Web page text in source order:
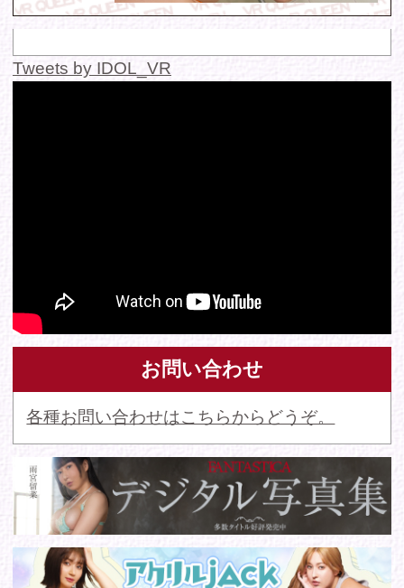
© 2016 FANTASTICA. All Rights Reserved.
このサイトに掲載の写真・文章等の無断転載・転用・引用・複